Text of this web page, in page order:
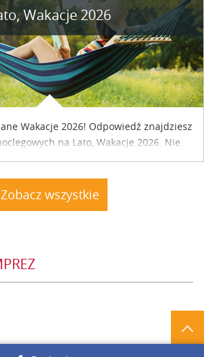
Wakacje 2026
Wakacje 2026! Odpowiedź znajdziesz
na Lato, Wakacje 2026. Nie
czekają...
Zobacz wszystkie